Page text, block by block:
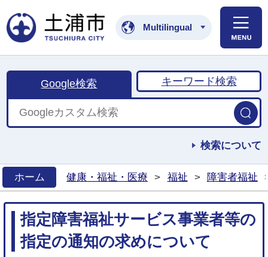
土浦市公式ホームペ
Multilingual
Google検索 キーワード検索
検索について
ホーム
健康・福祉・医療 > 福祉 > 障害者福祉
指定障害福祉サービス事業者等の
指定の通知の求めについて